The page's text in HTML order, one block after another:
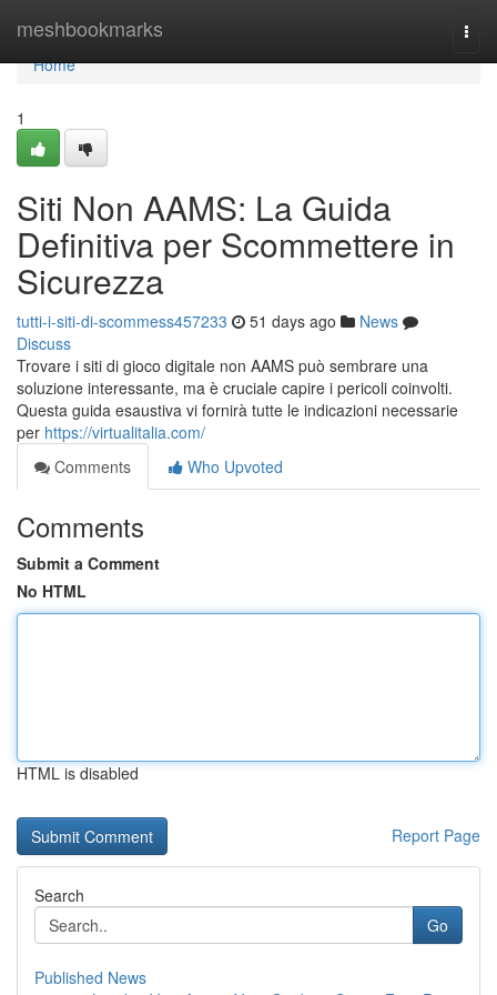
meshbookmarks
Home
Home
1
Siti Non AAMS: La Guida
Definitiva per Scommettere in
Sicurezza
tutti-i-siti-di-scommess457233 51 days ago
News
Discuss
Trovare i siti di gioco digitale non AAMS può sembrare una
soluzione interessante, ma è cruciale capire i pericoli coinvolti.
Questa guida esaustiva vi fornirà tutte le indicazioni necessarie
per https://virtualitalia.com/
Comments
Who Upvoted
Comments
Submit a Comment
No HTML
HTML is disabled
Report Page
Search
Go
Published News